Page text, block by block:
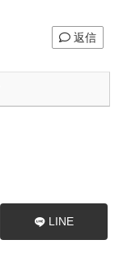
返信
LINE